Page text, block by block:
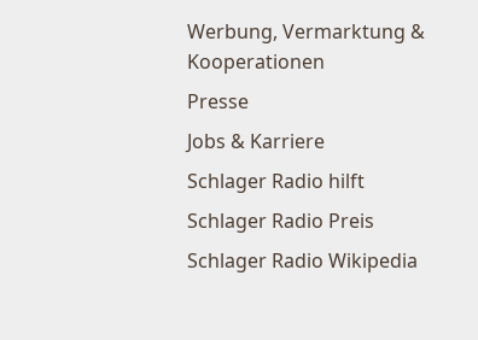
Werbung, Vermarktung &
Kooperationen
Presse
Jobs & Karriere
Schlager Radio hilft
Schlager Radio Preis
Schlager Radio Wikipedia